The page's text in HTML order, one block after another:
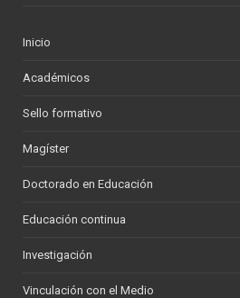
Inicio
Académicos
Sello formativo
Magíster
Doctorado en Educación
Educación continua
Investigación
Vinculación con el Medio